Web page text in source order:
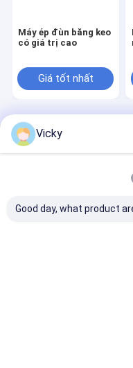
Máy ép đùn băng keo
có giá trị cao
Giá tốt nhất
Nhà
Sơ đồ trang
Máy cán
2026 JIANGSU LAIYI
Vicky
Good day, what product